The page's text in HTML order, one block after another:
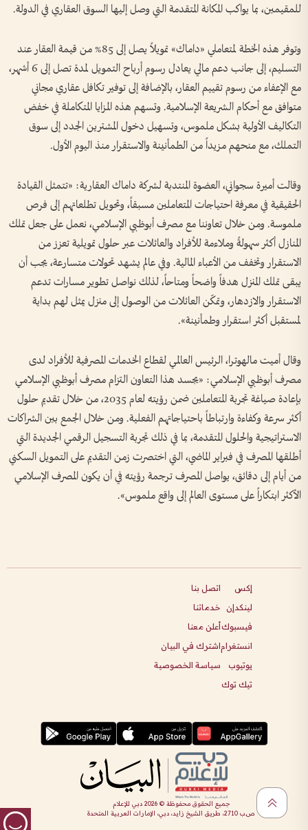
للمقيمين، بما يواكب المكانة المتقدمة التي وصل إليها السوق العقاري في الدولة.
وتوفر هذه الخطة لمتعاملي «داماك» تمويلاً يصل إلى 85% من قيمة العقار عند
التسليم، إلى جانب دعم مالي يعادل رسوم أرباح التمويل لمدة تصل إلى 6 أشهر،
مع الإعفاء من رسوم تقييم العقار، بالإضافة إلى توفير تكافل عقاري مجاني
متوافق مع أحكام الشريعة الإسلامية. وتسهم هذه المزايا المتكاملة في خفض
التكاليف الأولية بشكل ملموس، وتسهيل دخول المشترين الجدد إلى سوق
التملك، مع منحهم مزيداً من الطمأنينة والاستقرار منذ اليوم الأول.
وقالت أميرة سجواني، العضوة المنتدبة لشركة داماك العقارية: «تتمثل القيادة
الحقيقية في معرفة احتياجات المتعاملين مسبقاً، وتحويل تطلعاتهم إلى فرص
ملموسة. ومن خلال تعاوننا مع مصرف أبوظبي الإسلامي، نعمل على جعل تملك
المنازل أكثر سهولةً وملاءمة للأفراد والعائلات عبر حلول تمويلية تعزز من
الاستقرار وتخفف من الأعباء المالية. وفي عالم يشهد تحولات متسارعة، يجب أن
يبقى تملك المنزل هدفاً واضحاً ومتاحاً، لذلك نواصل تطوير مسارات تدعم
الاستقرار والازدهار، وتمكّن العائلات من الوصول إلى منزل يمثل لهم بداية
لمستقبل أكثر استقرار وطمأنينة».
وقال أميت مالهوترا، الرئيس العالمي لقطاع الخدمات المصرفية للأفراد لدى
مصرف أبوظبي الإسلامي: «يجسد هذا التعاون التزام مصرف أبوظبي الإسلامي
بإعادة صياغة تجربة المتعاملين ضمن رؤيته لعام 2035، من خلال تقديم حلول
أكثر سرعة وكفاءة وارتباطاً باحتياجاتهم الفعلية. ومن خلال الجمع بين الشراكات
الاستراتيجية والحلول المتقدمة، بما في ذلك تجربة التسجيل الرقمي الجديدة التي
أطلقها المصرف في فبراير الماضي، التي اختصرت زمن التقديم على التمويل السكني
من أيام إلى دقائق، يواصل المصرف ترجمة رؤيته في أن يكون المصرف الإسلامي
الأكثر ابتكاراً على مستوى العالم إلى واقع ملموس».
إكس
لينكدإن
فيسبوك
انستغرام
يوتيوب
تيك توك
اتصل بنا
خدماتنا
أعلن معنا
اشترك في البيان
سياسة الخصوصية
جميع الحقوق محفوظة ©2026 دبي للإعلام
ص.ب 2710، طريق الشيخ زايد، دبي، الإمارات العربية المتحدة